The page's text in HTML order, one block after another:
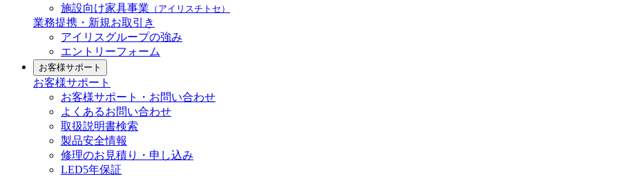
施設向け家具事業 （アイリスチトセ）
業務提携・新規お取引き
アイリスグループの強み
エントリーフォーム
お客様サポート
お客様サポート
お客様サポート・お問い合わせ
よくあるお問い合わせ
取扱説明書検索
製品安全情報
修理のお見積り・申し込み
LED5年保証